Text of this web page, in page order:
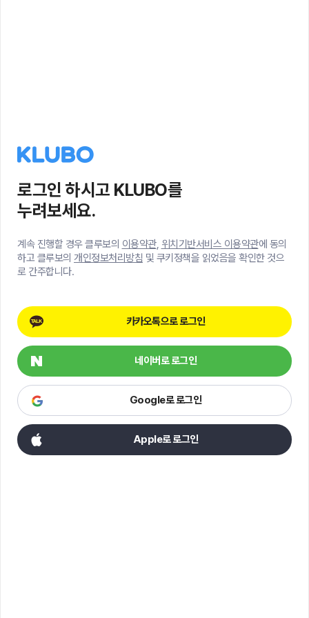
로그인 하시고 KLUBO를
누려보세요.
계속 진행할 경우 클루보의 이용약관, 위치기반서비스 이용약관에 동의
하고 클루보의 개인정보처리방침 및 쿠키정책을 읽었음을 확인한 것으
로 간주합니다.
카카오톡으로 로그인
네이버로 로그인
Google로 로그인
Apple로 로그인